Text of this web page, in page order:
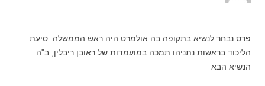
פרס נבחר לנשיא בתקופה בה אולמרט היה ראש הממשלה. סיעת
הליכוד בראשות נתניהו תמכה במועמדות של ראובן ריבלין, ב"ה
הנשיא הבא